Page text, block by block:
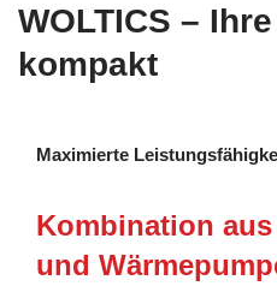
WOLTICS –
kompakt
Maximierte
Kombination
und